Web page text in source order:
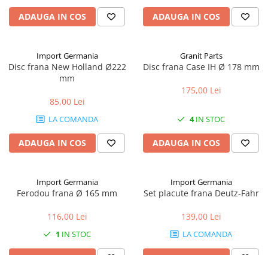
1.6.1. Acumulatori
1.6.2. Alternatoare
1.6.3. Instalații de Iluminat
1.6.4. Demaroare
1.6.8. Echipamente & aparate de
masurare/testare
1.6.6 Priza & Stechere
ADAUGA IN COS ADAUGA IN COS
Import Germania
Disc frana New Holland Ø222
mm
85,00 Lei
LA COMANDA
ADAUGA IN COS
Granit Parts
Disc frana Case IH Ø 178 mm
175,00 Lei
4IN STOC
ADAUGA IN COS
Import Germania
Ferodou frana Ø 165 mm
116,00 Lei
1 IN STOC
Import Germania
Set placute frana Deutz-Fahr
139,00 Lei
LA COMANDA